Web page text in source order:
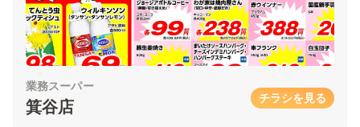
業務スーパー
箕谷店 チラシを見る